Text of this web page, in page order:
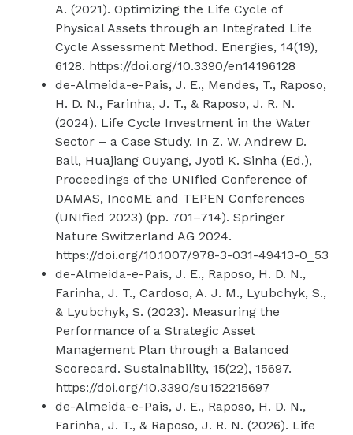
A. (2021). Optimizing the Life Cycle of
Physical Assets through an Integrated Life
Cycle Assessment Method. Energies, 14(19),
6128. https://doi.org/10.3390/en14196128
de-Almeida-e-Pais, J. E., Mendes, T., Raposo,
H. D. N., Farinha, J. T., & Raposo, J. R. N.
(2024). Life Cycle Investment in the Water
Sector – a Case Study. In Z. W. Andrew D.
Ball, Huajiang Ouyang, Jyoti K. Sinha (Ed.),
Proceedings of the UNIfied Conference of
DAMAS, IncoME and TEPEN Conferences
(UNIfied 2023) (pp. 701–714). Springer
Nature Switzerland AG 2024.
https://doi.org/10.1007/978-3-031-49413-0_53
de-Almeida-e-Pais, J. E., Raposo, H. D. N.,
Farinha, J. T., Cardoso, A. J. M., Lyubchyk, S.,
& Lyubchyk, S. (2023). Measuring the
Performance of a Strategic Asset
Management Plan through a Balanced
Scorecard. Sustainability, 15(22), 15697.
https://doi.org/10.3390/su152215697
de-Almeida-e-Pais, J. E., Raposo, H. D. N.,
Farinha, J. T., & Raposo, J. R. N. (2026). Life